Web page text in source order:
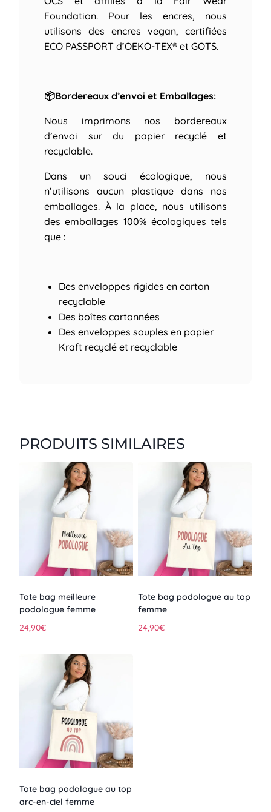
Foundation. Pour les encres, nous
utilisons des encres vegan, certifiées
ECO PASSPORT d’OEKO-TEX® et GOTS.
📦Bordereaux d’envoi et Emballages:
Nous imprimons nos bordereaux
d’envoi sur du papier recyclé et
recyclable.
Dans un souci écologique, nous
n’utilisons aucun plastique dans nos
emballages. À la place, nous utilisons
des emballages 100% écologiques tels
que :
Des enveloppes rigides en carton
recyclable
Des boîtes cartonnées
Des enveloppes souples en papier
Kraft recyclé et recyclable
PRODUITS SIMILAIRES
Tote bag meilleure
podologue femme
24,90€
Tote bag podologue au top
femme
24,90€
Tote bag podologue au top
arc-en-ciel femme